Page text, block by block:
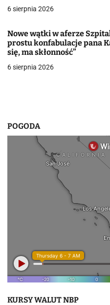
w
i
s
6 sierpnia 2026
Nowe wątki w aferze
prostu konfabulacje pana
się, ma skłonność”
6 sierpnia 2026
POGODA
KURSY WALUT NBP